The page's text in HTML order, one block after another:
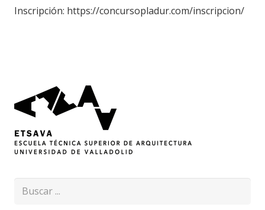
Inscripción: https://concursopladur.com/inscripcion/